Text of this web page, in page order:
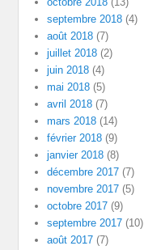
septembre 2018 (4)
août 2018 (7)
juillet 2018 (2)
juin 2018 (4)
mai 2018 (5)
avril 2018 (7)
mars 2018 (14)
février 2018 (9)
janvier 2018 (8)
décembre 2017 (7)
novembre 2017 (5)
octobre 2017 (9)
septembre 2017 (10)
août 2017 (7)